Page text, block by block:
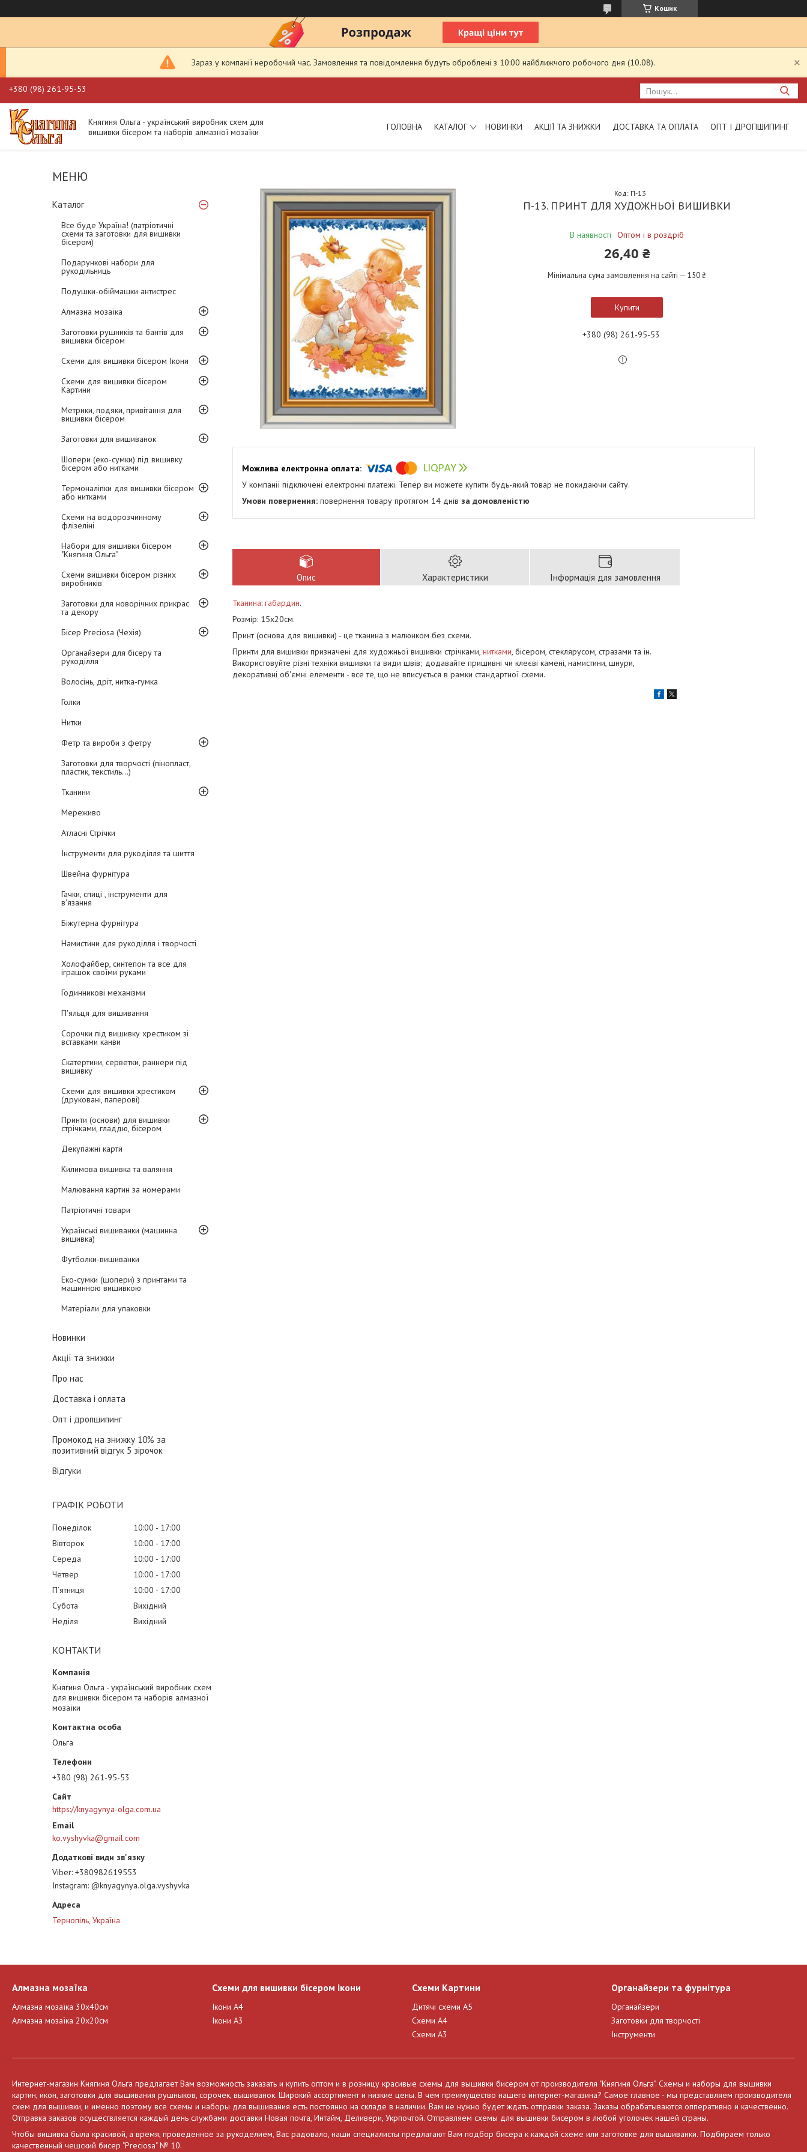
Кошик
Зараз у компанії неробочий час. Замовлення та повідомлення будуть оброблені з 10:00 найближчого робочого дня (10.08).
+380 (98) 261-95-53
Княгиня Ольга - український виробник схем для
вишивки бісером та наборів алмазної мозаїки
ГОЛОВНА КАТАЛОГ НОВИНКИ АКЦІЇ ТА ЗНИЖКИ ДОСТАВКА ТА ОПЛАТА ОПТ І ДРОПШИПИНГ
Каталог
Все буде Україна! (патріотичні
схеми та заготовки для вишивки
бісером)
Подарункові набори для
рукодільниць
Подушки-обіймашки антистрес
Алмазна мозаїка
Заготовки рушників та бантів для
вишивки бісером
Схеми для вишивки бісером Ікони
Схеми для вишивки бісером
Картини
Метрики, подяки, привітання для
вишивки бісером
Заготовки для вишиванок
Шопери (еко-сумки) під вишивку
бісером або нитками
Термоналіпки для вишивки бісером
або нитками
Схеми на водорозчинному
флізеліні
Набори для вишивки бісером
"Княгиня Ольга"
Схеми вишивки бісером різних
виробників
Заготовки для новорічних прикрас
та декору
Бісер Preciosa (Чехія)
Органайзери для бісеру та
рукоділля
Волосінь, дріт, нитка-гумка
Голки
Нитки
Фетр та вироби з фетру
Заготовки для творчості (пінопласт,
пластик, текстиль...)
Тканини
Мереживо
Атласні Стрічки
Інструменти для рукоділля та шиття
Швейна фурнітура
Гачки, спиці , інструменти для
в'язання
Біжутерна фурнітура
Намистини для рукоділля і творчості
Холофайбер, синтепон та все для
іграшок своїми руками
Годинникові механізми
П'яльця для вишивання
Сорочки під вишивку хрестиком зі
вставками канви
Скатертини, серветки, раннери під
вишивку
Схеми для вишивки хрестиком
(друковані, паперові)
Принти (основи) для вишивки
стрічками, гладдю, бісером
Декупажні карти
Килимова вишивка та валяння
Малювання картин за номерами
Патріотичні товари
Українські вишиванки (машинна
вишивка)
Футболки-вишиванки
Еко-сумки (шопери) з принтами та
машинною вишивкою
Матеріали для упаковки
Новинки
Акції та знижки
Про нас
Доставка і оплата
Опт і дропшипинг
Промокод на знижку 10% за
позитивний відгук 5 зірочок
Відгуки
ГРАФІК РОБОТИ
Понеділок 10:00
17:00
Вівторок
10:00
17:00
Середа
10:00
17:00
Четвер
10:00
17:00
Пʼятниця
10:00
17:00
Субота
Вихідний
Неділя
Вихідний
КОНТАКТИ
Княгиня Ольга - український виробник схем
для вишивки бісером та наборів алмазної
мозаїки
Ольга
+380 (98) 261-95-53
https://knyagynya-olga.com.ua
ko.vyshyvka@gmail.com
Viber +380982619553
Instagram @knyagynya.olga.vyshyvka
Тернопіль, Україна
П-13. ПРИНТ ДЛЯ ХУДОЖНЬОЇ ВИШИВКИ
В наявності Оптом і в роздріб
Код: П-13
26,40 ₴
Мінімальна сума замовлення на сайті — 150 ₴
Купити
+380 (98) 261-95-53
У компанії підключені електронні платежі. Тепер ви можете купити будь-який товар не покидаючи сайту.
повернення товару протягом 14 днів за домовленістю
Опис Характеристики Інформація для замовлення
Тканина: габардин.
Розмір: 15х20см.
Принт (основа для вишивки) - це тканина з малюнком без схеми.
Принти для вишивки призначені для художньої вишивки стрічками, нитками , бісером, стеклярусом, стразами та ін.
Використовуйте різні техніки вишивки та види швів; додавайте пришивні чи клеєві камені, намистини, шнури,
декоративні об'ємні елементи - все те, що не вписується в рамки стандартної схеми.
Алмазна мозаїка
Алмазна мозаїка 30х40см
Алмазна мозаїка 20х20см
Схеми для вишивки бісером Ікони
Ікони А4
Ікони А3
Схеми Картини
Дитячі схеми А5
Схеми А4
Схеми А3
Органайзери та фурнітура
Органайзери
Заготовки для творчості
Інструменти
Интернет-магазин Княгиня Ольга предлагает Вам возможность заказать и купить оптом и в розницу красивые схемы для вышивки бисером от производителя "Княгиня Ольга". Схемы и наборы для вышивки
картин, икон, заготовки для вышивания рушныков, сорочек, вышиванок. Широкий ассортимент и низкие цены. В чем преимущество нашего интернет-магазина? Самое главное - мы представляем производителя
схем для вышивки, и именно поэтому все схемы и наборы для вышивания есть постоянно на складе в наличии. Вам не нужно будет ждать отправки заказа. Заказы обрабатываются опперативно и качественно.
Отправка заказов осуществляется каждый день службами доставки Новая почта, Интайм, Деливери, Укрпочтой. Отправляем схемы для вышивки бисером в любой уголочек нашей страны.
Чтобы вишивка была красивой, а время, проведенное за рукоделием, Вас радовало, наши специалисты предлагают Вам подбор бисера к каждой схеме или заготовке для вышиванки. Подбираем только
качественный чешский бисер "Preciosa" № 10.